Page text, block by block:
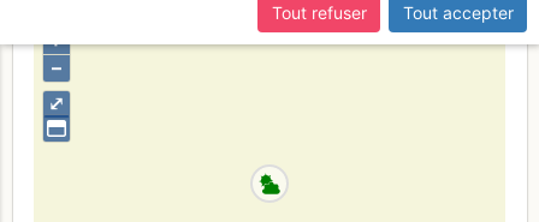
⤢
+
–
Tout refuser
Tout accepter